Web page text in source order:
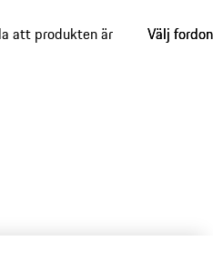
att produkten är
Välj fordon
Välj fordon